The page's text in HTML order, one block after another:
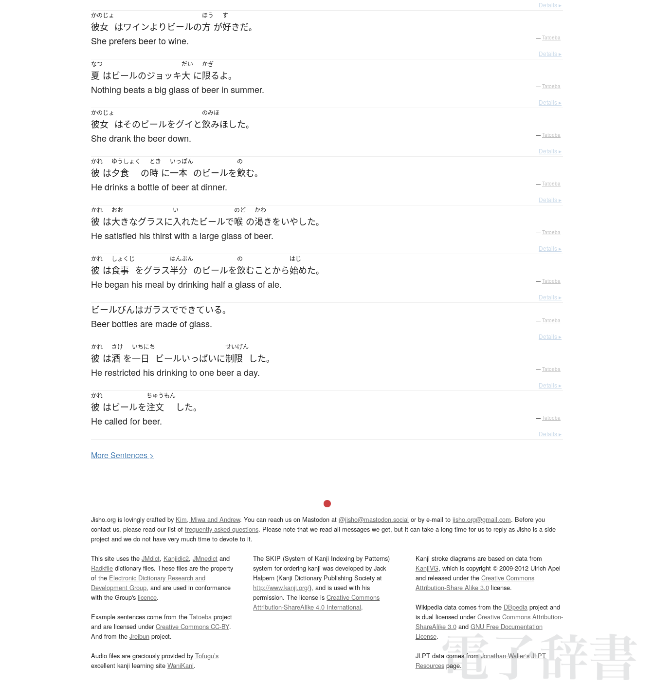
Details ▸
かのじょ
彼女 はワインより ビールの
ほう
方 が
す
好きだ。
She prefers beer to wine. — Tatoeba
Details ▸
なつ
夏 はビールのジョッキ
だい
大 に
かぎ
限るよ。
Nothing beats a big glass of beer in summer. — Tatoeba
Details ▸
かのじょ
彼女 はそのビールをグイと
のみほ
飲みほした。
She drank the beer down. — Tatoeba
Details ▸
かれ
彼 は
ゆうしょく
夕食 の
とき
時 に
いっぽん
一本 のビールを
の
飲む。
He drinks a bottle of beer at dinner. — Tatoeba
Details ▸
かれ
彼 は
おお
大きなグラスに
い
入れたビールで
のど
喉 の
かわ
渇きをいやした。
He satisfied his thirst with a large glass of beer. — Tatoeba
Details ▸
かれ
彼 は
しょくじ
食事 をグラス
はんぶん
半分 のビールを
の
飲むことから
はじ
始めた。
He began his meal by drinking half a glass of ale. — Tatoeba
Details ▸
ビールびんはガラスでできている。
Beer bottles are made of glass. — Tatoeba
Details ▸
かれ
彼 は
さけ
酒 を
いちにち
一日 ビールいっぱいに
せいげん
制限 した。
He restricted his drinking to one beer a day. — Tatoeba
Details ▸
かれ
彼 はビールを
ちゅうもん
注文 した。
He called for beer. — Tatoeba
Details ▸
MoreSentences >
Jisho.org is lovingly crafted by Kim, Miwa and Andrew. You can reach us on Mastodon at @jisho@mastodon.social or by e-mail to jisho.org@gmail.com. Before you
contact us, please read our list of frequently asked questions. Please note that we read all messages we get, but it can take a long time for us to reply as Jisho is a side
project and we do not have very much time to devote to it.
This site uses the JMdict, Kanjidic2, JMnedict and
Radkfile dictionary files. These files are the property
of the Electronic Dictionary Research and
Development Group, and are used in conformance
with the Group's licence.
Example sentences come from the Tatoeba project
and are licensed underCreative Commons CC-BY.
And from the Jreibun project.
Audio files are graciously provided by Tofugu’s
excellent kanji learning site WaniKani.
The SKIP (System of Kanji Indexing by Patterns)
system for ordering kanji was developed by Jack
Halpern (Kanji Dictionary Publishing Society at
http://www.kanji.org/), and is used with his
permission. The license isCreative Commons
Attribution-ShareAlike 4.0 International.
Kanji stroke diagrams are based on data from
KanjiVG, which is copyright © 2009-2012 Ulrich Apel
and released under the Creative Commons
Attribution-Share Alike 3.0license.
Wikipedia data comes from the DBpediaproject and
is dual licensed underCreative Commons Attribution-
ShareAlike 3.0and GNU Free Documentation
License.
JLPT data comes fromJonathan Waller‘s JLPT
Resourcespage.